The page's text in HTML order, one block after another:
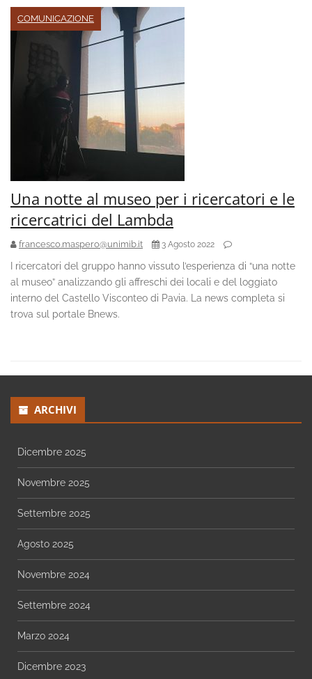
COMUNICAZIONE
Una notte al museo per i ricercatori e le
ricercatrici del Lambda
francesco.maspero@unimib.it 3 Agosto 2022
I ricercatori del gruppo hanno vissuto l’esperienza di “una notte
al museo” analizzando gli affreschi dei locali e del loggiato
interno del Castello Visconteo di Pavia. La news completa si
trova sul portale Bnews.
ARCHIVI
Dicembre 2025
Novembre 2025
Settembre 2025
Agosto 2025
Novembre 2024
Settembre 2024
Marzo 2024
Dicembre 2023